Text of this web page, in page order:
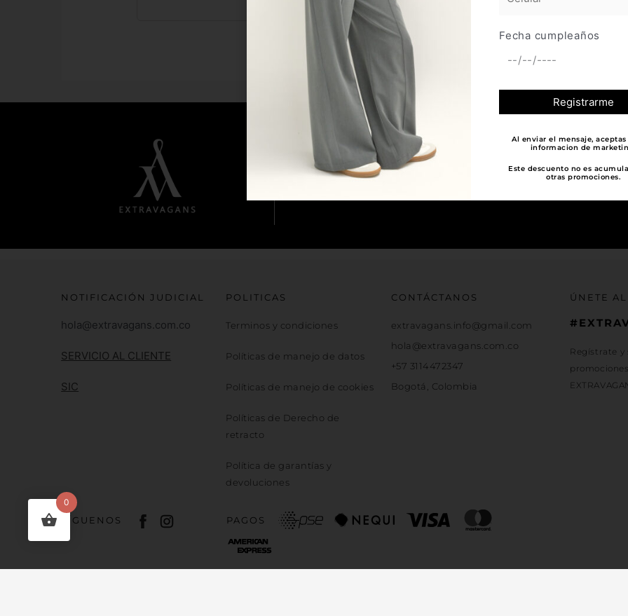
APOYA LO LOCAL
Al comprar nuestras prendas apoyas a muchos otros
NOTIFICACIÓN JUDICIAL
hola@extravagans.com.co
SERVICIO AL CLIENTE
SIC
POLITICAS
Terminos y condiciones
Políticas de manejo de datos
Políticas de manejo de cookies
Políticas de Derecho de
retracto
Política de garantías y
devoluciones
CONTÁCTANOS
extravagans.info@gmail.com
hola@extravagans.com.co
+57 3114472347
Bogotá, Colombia
SÍGUENOS PAGOS
ÚNETE AL
Regístrate y
0
Fecha cumpleaños
Al enviar el mensaje,
informacion de
Este descuento no es
otras promociones.